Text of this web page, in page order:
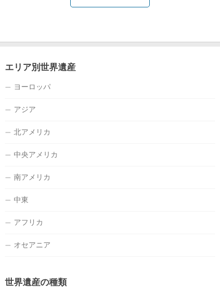
エリア別世界遺産
ヨーロッパ
アジア
北アメリカ
中央アメリカ
南アメリカ
中東
アフリカ
オセアニア
世界遺産の種類